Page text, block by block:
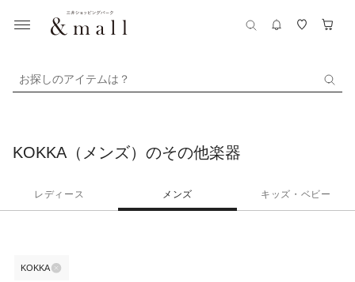
お探しのアイテムは？
KOKKA（メンズ）のその他楽器
レディース メンズ キッズ・ベビー
KOKKA